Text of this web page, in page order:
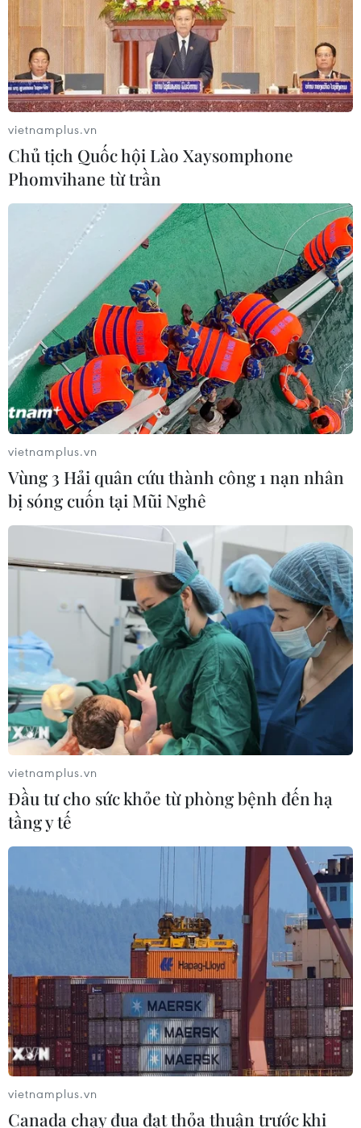
vietnamplus.vn
Chủ tịch Quốc hội Lào Xaysomphone
Phomvihane từ trần
vietnamplus.vn
Vùng 3 Hải quân cứu thành công 1 nạn nhân
bị sóng cuốn tại Mũi Nghê
vietnamplus.vn
Đầu tư cho sức khỏe từ phòng bệnh đến hạ
tầng y tế
vietnamplus.vn
Canada chạy đua đạt thỏa thuận trước khi